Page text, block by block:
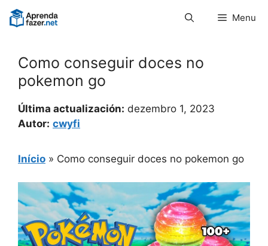
Pular
para
Menu
Como conseguir doces no
pokemon go
Última actualización: dezembro 1, 2023
Autor: cwyfi
Início » Como conseguir doces no pokemon go